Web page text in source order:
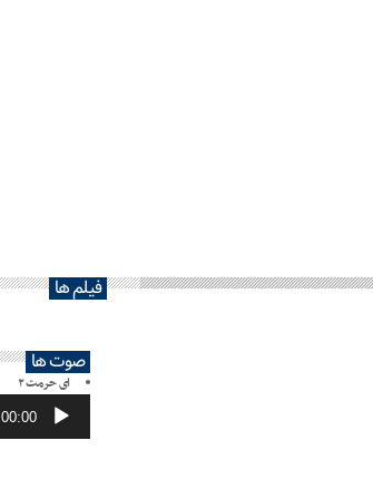
فیلم ها
صوت ها
ای حرمت ۲
پخش‌کننده
صوت 00:00